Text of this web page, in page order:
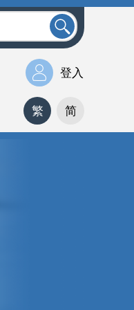
登入
繁 简